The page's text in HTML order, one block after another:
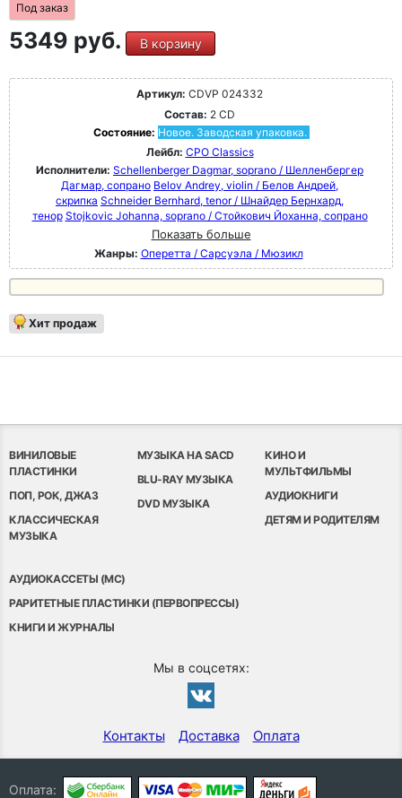
Под заказ
5349 руб. В корзину
Артикул: CDVP 024332
Состав: 2 CD
Состояние: Новое. Заводская упаковка.
Лейбл: CPO Classics
Исполнители: Schellenberger Dagmar, soprano / Шелленбергер
Дагмар, сопрано Belov Andrey, violin / Белов Андрей,
скрипка Schneider Bernhard, tenor / Шнайдер Бернхард,
тенор Stojkovic Johanna, soprano / Стойкович Йоханна, сопрано
Показать больше
Жанры: Оперетта / Сарсуэла / Мюзикл
Хит продаж
ВИНИЛОВЫЕ
ПЛАСТИНКИ
ПОП, РОК, ДЖАЗ
КЛАССИЧЕСКАЯ
МУЗЫКА
МУЗЫКА НА SACD
BLU-RAY МУЗЫКА
DVD МУЗЫКА
КИНО И
МУЛЬТФИЛЬМЫ
АУДИОКНИГИ
ДЕТЯМ И РОДИТЕЛЯМ
АУДИОКАССЕТЫ (MC)
РАРИТЕТНЫЕ ПЛАСТИНКИ (ПЕРВОПРЕССЫ)
КНИГИ И ЖУРНАЛЫ
Мы в соцсетях:
Контакты Доставка Оплата
Оплата: